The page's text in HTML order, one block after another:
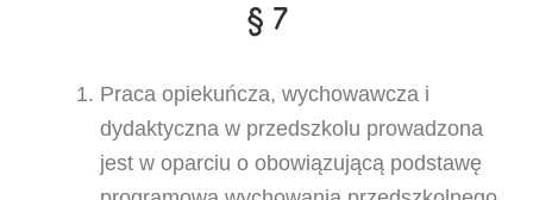
§ 7
Praca opiekuńcza, wychowawcza i
dydaktyczna w przedszkolu prowadzona
jest w oparciu o obowiązującą podstawę